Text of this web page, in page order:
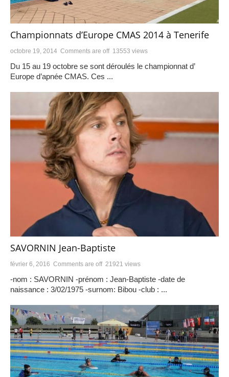
Championnats d’Europe CMAS 2014 à Tenerife
octobre 19, 2014 Comments are off 13553 views
Du 15 au 19 octobre se sont déroulés le championnat d’
Europe d’apnée CMAS. Ces ...
SAVORNIN Jean-Baptiste
février 6, 2016 Comments are off 21921 views
-nom : SAVORNIN -prénom : Jean-Baptiste -date de
naissance : 3/02/1975 -surnom: Bibou -club : ...